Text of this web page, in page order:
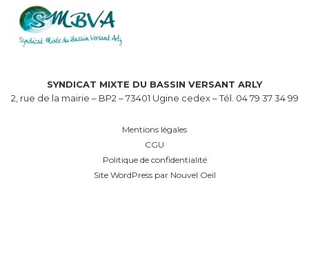
SYNDICAT MIXTE DU BASSIN VERSANT ARLY
2, rue de la mairie – BP2 – 73401 Ugine cedex – Tél. 04 79 37 34 99
Mentions légales
CGU
Politique de confidentialité
Site WordPress par Nouvel Oeil